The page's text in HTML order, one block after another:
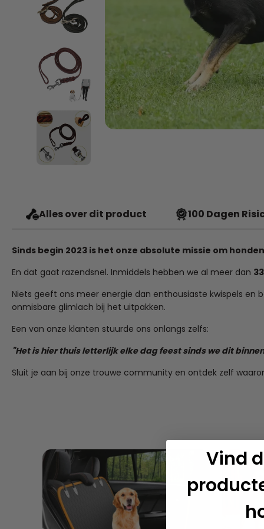
Alles over dit product 100 Dagen
Sinds begin 2023 is het onze absolute missie om
En dat gaat razendsnel. Inmiddels hebben we al meer dan
Niets geeft ons meer energie dan enthousiaste kwispels en
onmisbare glimlach bij het uitpakken.
Een van onze klanten stuurde ons onlangs zelfs:
"Het is hier thuis letterlijk elke dag feest sinds we dit
Sluit je aan bij onze trouwe community en ontdek zelf
Vind